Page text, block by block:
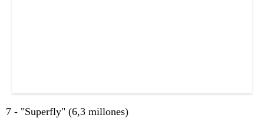
7 - "Superfly" (6,3 millones)